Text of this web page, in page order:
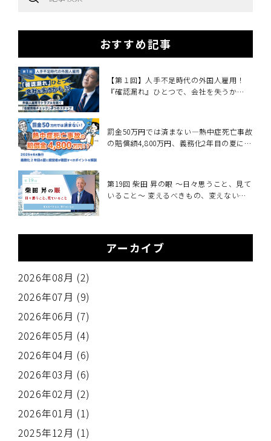
おすすめ記事
【第１回】人手不足時代の外国人雇用！
『確認漏れ』ひとつで、会社を失うか
罰金50万円では済まない―熱中症死亡事故
の賠償額4,800万円、義務化2年目の夏に経
第19回 柴田 昇の眼 ～日々思うこと、見て
いること～ 変えるべきもの、変えないも
アーカイブ
2026年08月 (2)
2026年07月 (9)
2026年06月 (7)
2026年05月 (4)
2026年04月 (6)
2026年03月 (6)
2026年02月 (2)
2026年01月 (1)
2025年12月 (1)